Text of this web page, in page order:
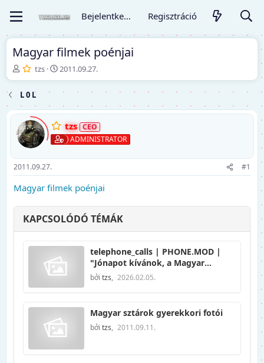
Bejelentkezés Regisztráció
Magyar filmek poénjai
T
é
m
a
i
n
d
í
ó
tzs
K
e
ő
á
t
2011.09.27.
L 0 L
tzs
ADMINISTRATOR
2011.09.27. #1
Magyar filmek poénjai
KAPCSOLÓDÓ TÉMÁK
telephone_calls | PHONE.MOD |
"Jónapot kívánok, a Magyar
Távközlési Vállalattól vagyok.."
bởi tzs, 2026.02.05.
Magyar sztárok gyerekkori fotói
bởi tzs, 2011.09.11.